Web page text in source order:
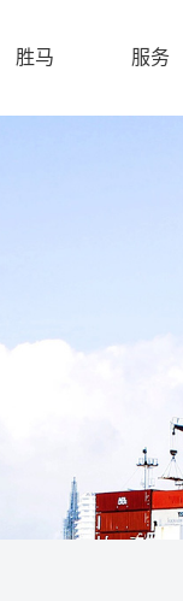
胜马 服务